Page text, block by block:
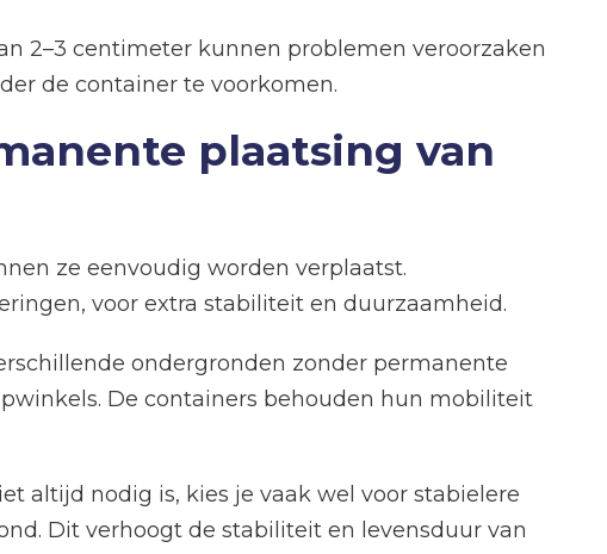
2–3 centimeter kunnen problemen veroorzaken
de container te voorkomen.
plaatsing van
ze eenvoudig worden verplaatst.
voor extra stabiliteit en duurzaamheid.
ondergronden zonder permanente
De containers behouden hun mobiliteit
altijd nodig is, kies je vaak wel voor stabielere
Dit verhoogt de stabiliteit en levensduur van